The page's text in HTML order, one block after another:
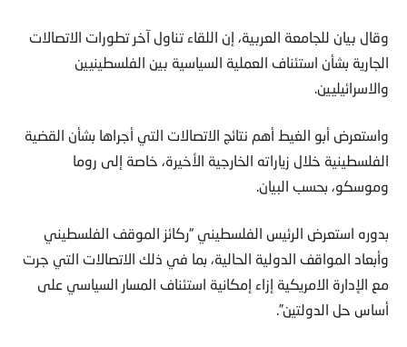
وقال بيان للجامعة العربية، إن اللقاء تناول آخر تطورات الاتصالات
الجارية بشأن استئناف العملية السياسية بين الفلسطينيين
والاسرائيليين.
واستعرض أبو الغيط أهم نتائج الاتصالات التي أجراها بشأن القضية
الفلسطينية خلال زياراته الخارجية الأخيرة، خاصة إلى روما
وموسكو، بحسب البيان.
بدوره استعرض الرئيس الفلسطيني “ركائز الموقف الفلسطيني
وأبعاد المواقف الدولية الحالية، بما في ذلك الاتصالات التي جرت
مع الإدارة الامريكية إزاء إمكانية استئناف المسار السياسي على
أساس حل الدولتين”.